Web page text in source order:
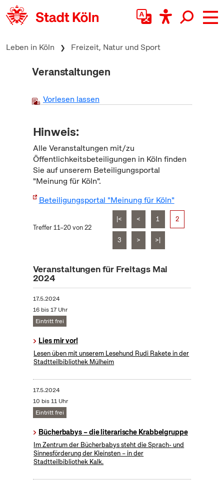
zum Inhalt springen
Leben in Köln Freizeit, Natur und Sport
Veranstaltungen
Vorlesen lassen
Hinweis:
Alle Veranstaltungen mit/zu
Öffentlichkeitsbeteiligungen in Köln finden
Sie auf unserem Beteiligungsportal
"Meinung für Köln".
Beteiligungsportal "Meinung für Köln"
Treffer 11–20 von 22
|< < 1 2
3 > >|
Veranstaltungen für Freitags Mai
2024
17.5.2024
16 bis 17 Uhr
Eintritt frei
Lies mir vor!
Lesen üben mit unserem Lesehund Rudi Rakete in der
Stadtteilbibliothek Mülheim
17.5.2024
10 bis 11 Uhr
Eintritt frei
Bücherbabys – die literarische Krabbelgruppe
Im Zentrum der Bücherbabys steht die Sprach- und
Sinnesförderung der Kleinsten – in der
Stadtteilbibliothek Kalk.